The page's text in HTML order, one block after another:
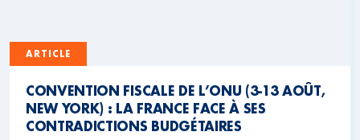
ARTICLE
CONVENTION FISCALE DE L’ONU (3-13 AOÛT,
NEW YORK) : LA FRANCE FACE À SES
CONTRADICTIONS BUDGÉTAIRES